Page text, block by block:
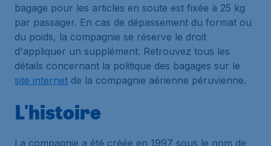
bagage pour les articles en soute est fixée à 25 kg
par passager. En cas de dépassement du format ou
du poids, la compagnie se réserve le droit
d'appliquer un supplément. Retrouvez tous les
détails concernant la politique des bagages sur le
site internet de la compagnie aérienne péruvienne.
L'histoire
La compagnie a été créée en 1997 sous le nom de